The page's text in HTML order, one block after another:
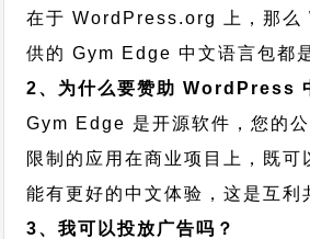
在于 WordPress.org 上，那么
供的 Gym Edge 中文语言包都
2、为什么要赞助 WordPress
Gym Edge 是开源软件，您的
限制的应用在商业项目上，既可
能有更好的中文体验，这是互利
3、我可以投放广告吗？